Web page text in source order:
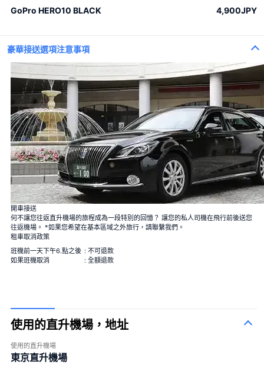
GoPro HERO10 BLACK 4,900JPY
100束玫瑰花
100%的愛
一束12朵玫瑰
婚姻
40束玫瑰
真愛
108束玫瑰
婚姻
99+1束玫瑰
1 飛行中＋99 降落後
100束玫瑰花
豪華接送選項注意事項
開車接送
何不讓您往返直升機場的旅程成為一段特別的回憶？ 讓您的私人司機在飛行前後送您
往返機場。 *如果您希望在基本區域之外旅行，請聯繫我們。
租車取消政策
班機前一天下午6.點之後 : 不可退款
如果班機取消
: 全額退款
使用的直升機場，地址
使用的直升機場
東京直升機場